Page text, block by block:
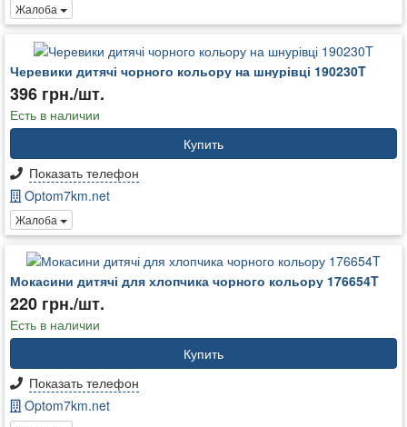
Жалоба
Черевики дитячі чорного кольору на шнурівці 190230T
396 грн./шт.
Есть в наличии
Купить
Показать телефон
Optom7km.net
Жалоба
Мокасини дитячі для хлопчика чорного кольору 176654T
220 грн./шт.
Есть в наличии
Купить
Показать телефон
Optom7km.net